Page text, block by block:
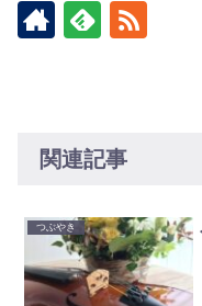
関連記事
つぶやき